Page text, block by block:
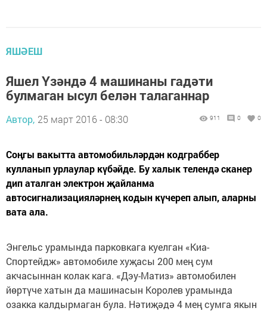
ЯШӘЕШ
Яшел Үзәндә 4 машинаны гадәти
булмаган ысул белән талаганнар
Автор, 25 март 2016 - 08:30 911 0 0
Соңгы вакытта автомобильләрдән кодграббер
кулланып урлаулар күбәйде. Бу халык телендә сканер
дип аталган электрон җайланма
автосигнализацияләрнең кодын күчереп алып, аларны
вата ала.
Энгельс урамында парковкага куелган «Киа-
Спортейдж» автомобиле хуҗасы 200 мең сум
акчасыннан колак кага. «Дэу-Матиз» автомобилен
йөртүче хатын да машинасын Королев урамында
озакка калдырмаган була. Нәтиҗәдә 4 мең сумга якын